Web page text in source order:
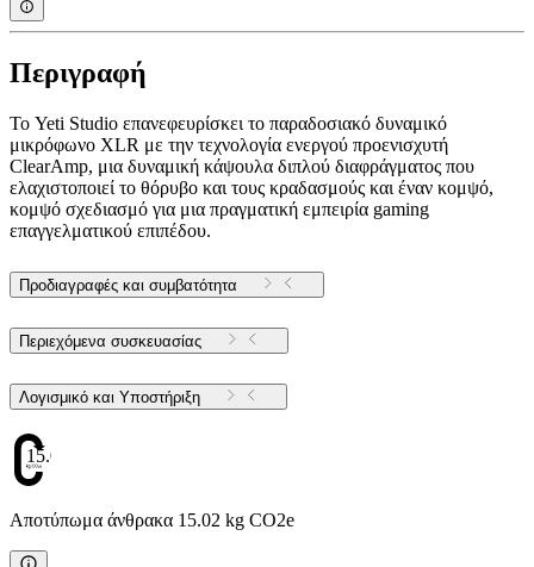
Περιγραφή
Το Yeti Studio επανεφευρίσκει το παραδοσιακό δυναμικό
μικρόφωνο XLR με την τεχνολογία ενεργού προενισχυτή
ClearAmp, μια δυναμική κάψουλα διπλού διαφράγματος που
ελαχιστοποιεί το θόρυβο και τους κραδασμούς και έναν κομψό,
κομψό σχεδιασμό για μια πραγματική εμπειρία gaming
επαγγελματικού επιπέδου.
Προδιαγραφές και συμβατότητα
Περιεχόμενα συσκευασίας
Λογισμικό και Υποστήριξη
15.02
Αποτύπωμα άνθρακα 15.02 kg CO2e